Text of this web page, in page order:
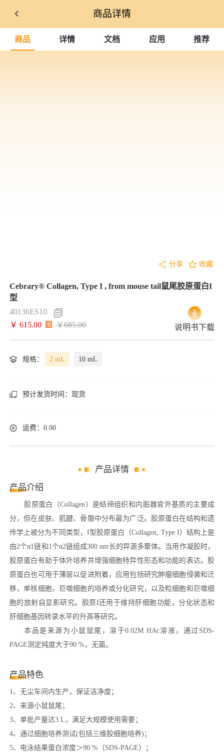
商品详情
商品 详情 文档 应用 推荐
分享 收藏
Cebrary® Collagen, Type I , from mouse tail鼠尾胶原蛋白I
型
40136ES10
￥ 615.00
￥685.00 说明书下载
规格： 2 mL 10 mL
预计发货时间： 现货
运费：0.00
产品详情
产品介绍
胶原蛋白（Collagen）是结缔组织和内脏器官外基质的主要成
分，但在皮肤、肌腱、骨骼中分布最为广泛。胶原蛋白在结构和遗
传学上被分为不同类型，I型胶原蛋白（Collagen, Type I）结构上是
由2个α1链和1个α2链组成300 nm长的异源多聚体。当用作凝胶时，
胶原蛋白有助于体外培养并增强细胞特异性形态和功能的表达。胶
原蛋白也可用于薄层以促进附着，应用包括研究肿瘤细胞侵袭和迁
移，单核细胞，巨噬细胞的培养或分化研究，以及粒细胞和巨噬细
胞的放射自显影研究。胶原I还用于维持肝细胞功能，分化状态和
肝细胞基因转录水平的升高等研究。
本品是来源为小鼠鼠尾，溶于0.02M HAc溶液，通过SDS-
PAGE测定纯度大于90 %，无菌。
产品特色
1、无尘车间内生产，保证洁净度；
2、来源小鼠鼠尾；
3、单批产量达3 L，满足大规模使用需要；
4、通过细胞培养测试(包括三维胶细胞培养)；
5、电泳结果蛋白浓度＞90 %（SDS-PAGE）；